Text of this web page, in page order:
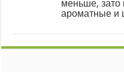
меньше, зато
ароматные и